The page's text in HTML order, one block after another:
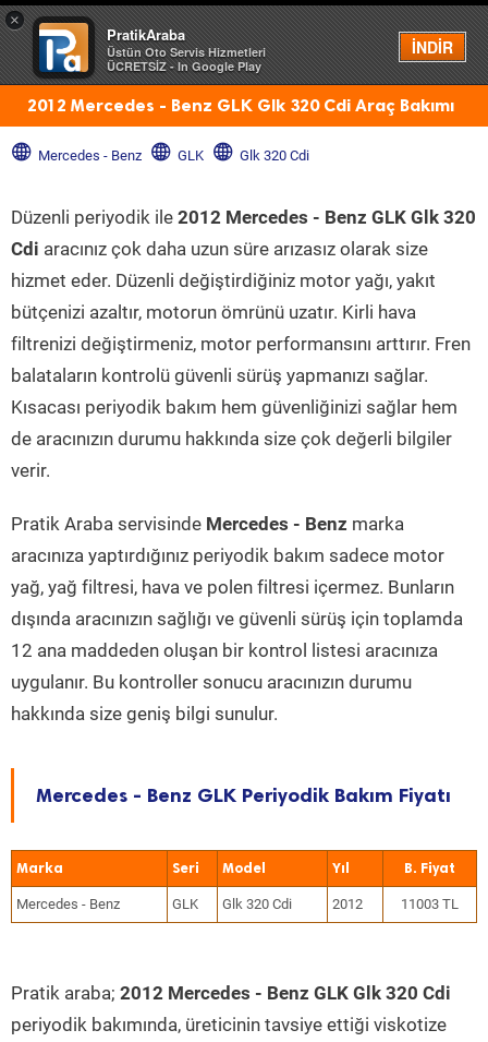
×
PratikAraba
Üstün Oto Servis Hizmetleri
ÜCRETSİZ - In Google Play
İNDİR
Menü
2012 Mercedes - Benz GLK Glk 320 Cdi Araç Bakımı
Mercedes - Benz GLK Glk 320 Cdi
Düzenli periyodik ile 2012 Mercedes - Benz GLK Glk 320
Cdi aracınız çok daha uzun süre arızasız olarak size
hizmet eder. Düzenli değiştirdiğiniz motor yağı, yakıt
bütçenizi azaltır, motorun ömrünü uzatır. Kirli hava
filtrenizi değiştirmeniz, motor performansını arttırır. Fren
balataların kontrolü güvenli sürüş yapmanızı sağlar.
Kısacası periyodik bakım hem güvenliğinizi sağlar hem
de aracınızın durumu hakkında size çok değerli bilgiler
verir.
Pratik Araba servisinde Mercedes - Benz marka
aracınıza yaptırdığınız periyodik bakım sadece motor
yağ, yağ filtresi, hava ve polen filtresi içermez. Bunların
dışında aracınızın sağlığı ve güvenli sürüş için toplamda
12 ana maddeden oluşan bir kontrol listesi aracınıza
uygulanır. Bu kontroller sonucu aracınızın durumu
hakkında size geniş bilgi sunulur.
Mercedes - Benz GLK Periyodik Bakım Fiyatı
Marka Seri Model Yıl
Mercedes - Benz GLK Glk 320 Cdi 2012 11003 TL
Pratik araba; 2012 Mercedes - Benz GLK Glk 320 Cdi
periyodik bakımında, üreticinin tavsiye ettiği viskotize